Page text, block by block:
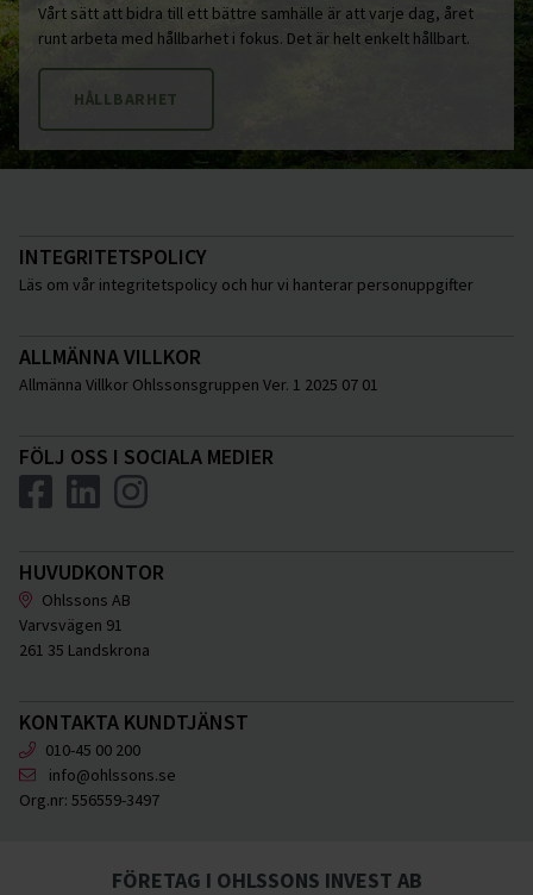
Vårt sätt att bidra till ett bättre samhälle är att varje dag, året
runt arbeta med hållbarhet i fokus. Det är helt enkelt hållbart.
HÅLLBARHET
INTEGRITETSPOLICY
Läs om vår integritetspolicy och hur vi hanterar personuppgifter
ALLMÄNNA VILLKOR
Allmänna Villkor Ohlssonsgruppen Ver. 1 2025 07 01
FÖLJ OSS I SOCIALA MEDIER
HUVUDKONTOR
Ohlssons AB
Varvsvägen 91
261 35 Landskrona
KONTAKTA KUNDTJÄNST
010-45 00 200
info@ohlssons.se
Org.nr: 556559-3497
FÖRETAG I OHLSSONS INVEST AB